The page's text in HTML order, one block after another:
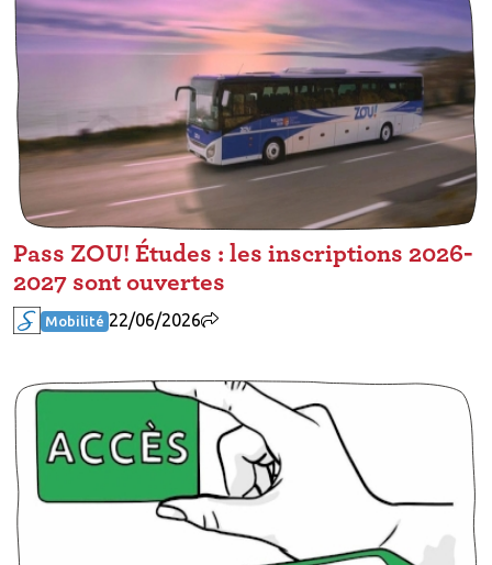
Pass ZOU! Études : les inscriptions 2026-
2027 sont ouvertes
Mobilité 22/06/2026